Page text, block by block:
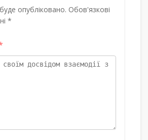
опубліковано. Обов'язкові
*